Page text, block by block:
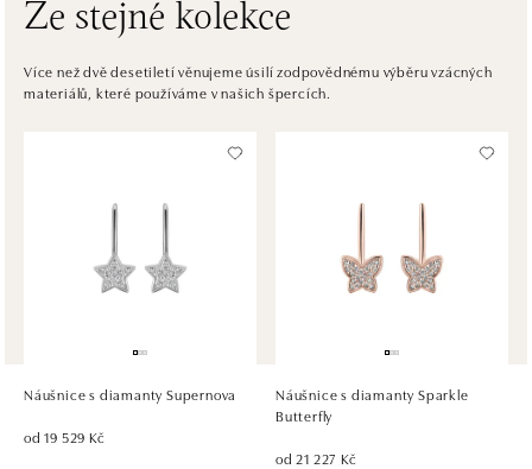
ALOve OC Eurovea, Bratislava
Pribinova 8, 811 09 Bratislava
tel.: +421917090467
Ivanská cesta 16, 821 04 Bratislava
dnes otevřeno do 21:00
Pribinova 8, 811 09 Bratislava
dnes otevřeno do 21:00
Ze stejné kolekce
Více než dvě desetiletí věnujeme úsilí zodpovědnému výběru vzácných
materiálů, které používáme v našich špercích.
Náušnice s diamanty Supernova
od 19 529 Kč
Náušnice s diamanty Sparkle
Butterfly
od 21 227 Kč